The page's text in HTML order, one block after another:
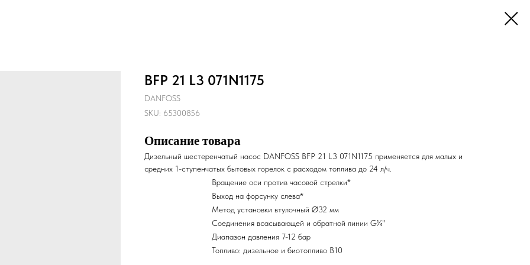
BFP 21 L3 071N1175
DANFOSS
SKU: 65300856
Описание товара
Дизельный шестеренчатый насос DANFOSS BFP 21 L3 071N1175 применяется для малых и
средних 1-ступенчатых бытовых горелок с расходом топлива до 24 л/ч.
Вращение оси против часовой стрелки*
Выход на форсунку слева*
Метод установки втулочный Ø32 мм
Соединения всасывающей и обратной линии G¼"
Диапазон давления 7-12 бар
Топливо: дизельное и биотопливо B10